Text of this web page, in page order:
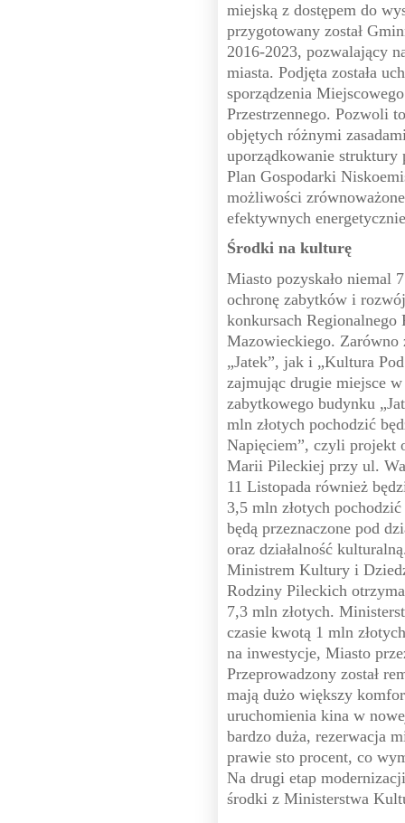
miejską z dostępem do
przygotowany został
2016-2023, pozwalający
miasta. Podjęta została
sporządzenia
Przestrzennego. Pozwoli
objętych różnymi
uporządkowanie struktury
Plan Gospodarki
możliwości
efektywnych
Środki na kulturę
Miasto pozyskało niemal
ochronę zabytków i
konkursach
Mazowieckiego. Zarówno
„Jatek”, jak i „Kultura
zajmując drugie miejsce
zabytkowego budynku
mln złotych pochodzić
Napięciem”, czyli projekt
Marii Pileckiej przy ul.
11 Listopada również
3,5 mln złotych
będą przeznaczone pod
oraz działalność
Ministrem Kultury i
Rodziny Pileckich
7,3 mln złotych.
czasie kwotą 1 mln
na inwestycje, Miasto
Przeprowadzony został
mają dużo większy
uruchomienia kina w
bardzo duża, rezerwacja
prawie sto procent, co
Na drugi etap
środki z Ministerstwa